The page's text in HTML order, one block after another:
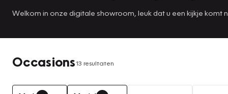
Welkom in onze digitale showroom, leuk dat u een kijkje komt
Occasions13 resultaten